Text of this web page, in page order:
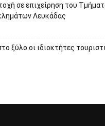
σε επιχείρηση του
Λευκάδας
ξύλο οι ιδιοκτήτες